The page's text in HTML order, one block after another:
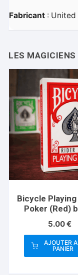
Fabricant : United
Bicycle
Poker (Red)
Playing Card
5.00€
AJOUTER
PANIER